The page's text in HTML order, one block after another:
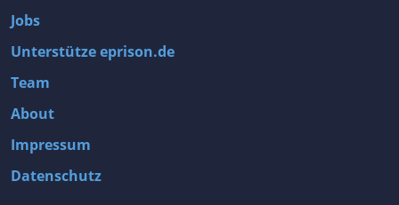
Jobs
Unterstütze eprison.de
Team
About
Impressum
Datenschutz